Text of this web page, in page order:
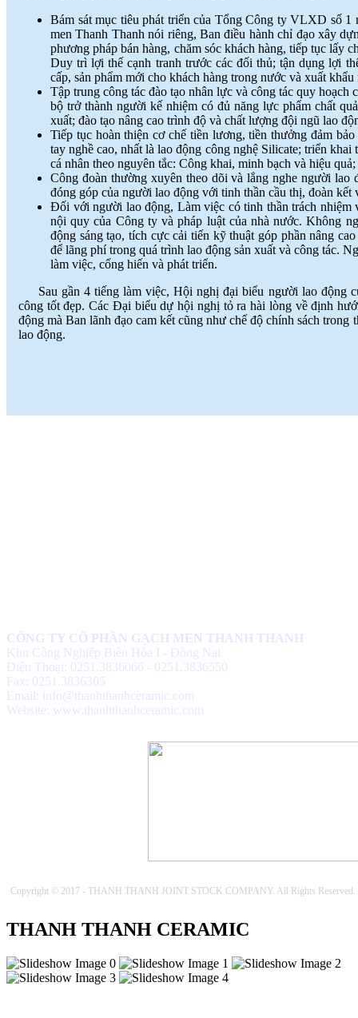
Bám sát mục tiêu phát triển của Tổng Công ty VLXD số 1
men Thanh Thanh nói riêng, Ban điều hành chỉ đạo xây
phương pháp bán hàng, chăm sóc khách hàng, tiếp tục lấy
Duy trì lợi thế cạnh tranh trước các đối thủ; tận dụng lợi
cấp, sản phẩm mới cho khách hàng trong nước và xuất
Tập trung công tác đào tạo nhân lực và công tác quy hoạch
bộ trở thành người kế nhiệm có đủ năng lực phẩm chất
xuất; đào tạo nâng cao trình độ và chất lượng đội ngũ lao
Tiếp tục hoàn thiện cơ chế tiền lương, tiền thưởng đảm
tay nghề cao, nhất là lao động công nghệ Silicate; triển
cá nhân theo nguyên tắc: Công khai, minh bạch và hiệu quả;
Công đoàn thường xuyên theo dõi và lắng nghe người
đóng góp của người lao động với tinh thần cầu thị, đoàn kết
Đối với người lao động, Làm việc có tinh thần trách nhiệm
nội quy của Công ty và pháp luật của nhà nước. Không
động sáng tạo, tích cực cải tiến kỹ thuật góp phần nâng
để lãng phí trong quá trình lao động sản xuất và công tác.
làm việc, cống hiến và phát triển.
Sau gần 4 tiếng làm việc, Hội nghị đại biểu người lao động
công tốt đẹp. Các Đại biểu dự hội nghị tỏ ra hài lòng về định
động mà Ban lãnh đạo cam kết cũng như chế độ chính sách
lao động.
CÔNG TY CỔ PHẦN GẠCH MEN THANH THANH
Khu Công Nghiệp Biên Hòa I - Đồng Nai
Điện Thoại: 0251.3836066 - 0251.3836550
Fax: 0251.3836305
Email: info@thanhthanhceramic.com
Website: www.thanhthanhceramic.com
Copyright © 2017 - THANH THANH JOINT STOCK COMPANY. All Rights Reserved.
THANH THANH CERAMIC